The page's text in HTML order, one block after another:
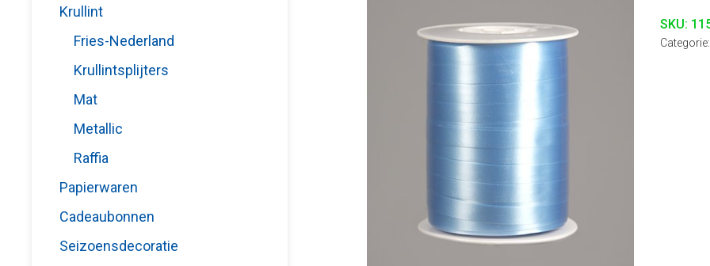
SKU:
Categorie:
Krullint
Fries-Nederland
Krullintsplijters
Mat
Metallic
Raffia
Papierwaren
Cadeaubonnen
Seizoensdecoratie